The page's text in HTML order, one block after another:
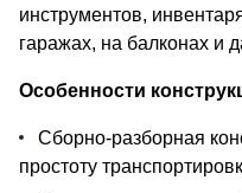
инструментов,
гаражах, на балконах и
Особенности
Сборно-разборная
простоту